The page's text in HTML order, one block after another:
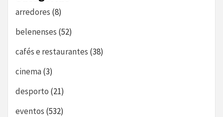
arredores (8)
belenenses (52)
cafés e restaurantes (38)
cinema(3)
desporto (21)
eventos (532)